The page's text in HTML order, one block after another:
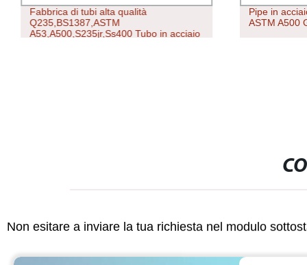
Fabbrica di tubi alta qualità
Q235,BS1387,ASTM
A53,A500,S235jr,Ss400 Tubo in acciaio
Pipe in
ASTM A500
Non esitare a inviare la tua richiesta nel modulo